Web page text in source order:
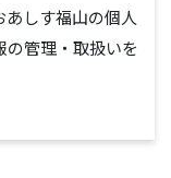
しす福山の個人
の管理・取扱いを